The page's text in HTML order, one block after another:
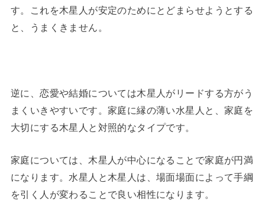
す。これを木星人が安定のためにとどまらせようとする
と、うまくきません。
逆に、恋愛や結婚については木星人がリードする方がう
まくいきやすいです。家庭に縁の薄い水星人と、家庭を
大切にする木星人と対照的なタイプです。
家庭については、木星人が中心になることで家庭が円満
になります。水星人と木星人は、場面場面によって手綱
を引く人が変わることで良い相性になります。